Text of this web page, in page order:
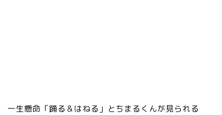
一生懸命「踊る＆はねる」とちまるくんが見られる